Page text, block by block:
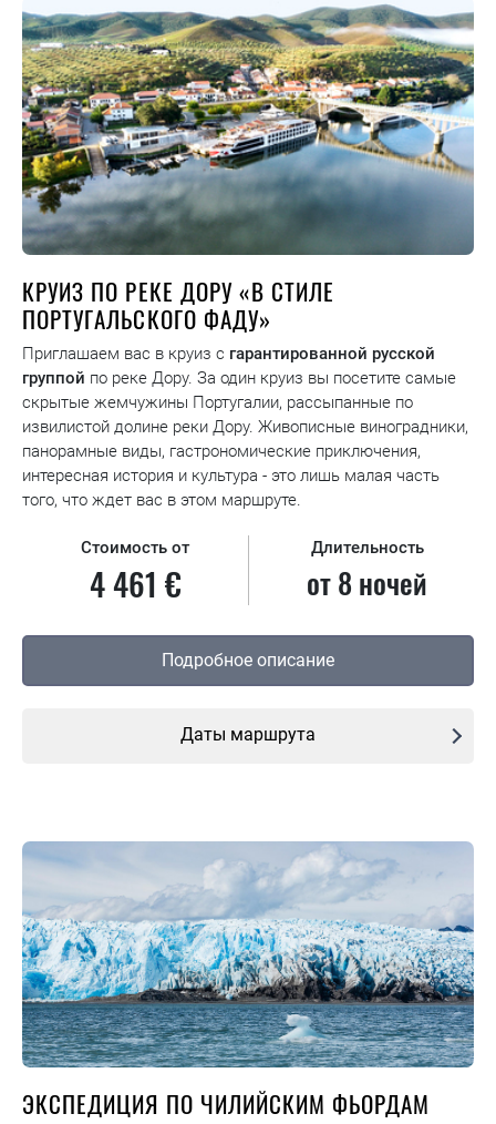
КРУИЗ ПО РЕКЕ ДОРУ «В СТИЛЕ
ПОРТУГАЛЬСКОГО ФАДУ»
Приглашаем вас в круиз с гарантированной русской
группой по реке Дору. За один круиз вы посетите самые
скрытые жемчужины Португалии, рассыпанные по
извилистой долине реки Дору. Живописные виноградники,
панорамные виды, гастрономические приключения,
интересная история и культура - это лишь малая часть
того, что ждет вас в этом маршруте.
Стоимость от
4 461 €
Длительность
от 8 ночей
Подробное описание
Даты маршрута
ЭКСПЕДИЦИЯ ПО ЧИЛИЙСКИМ ФЬОРДАМ